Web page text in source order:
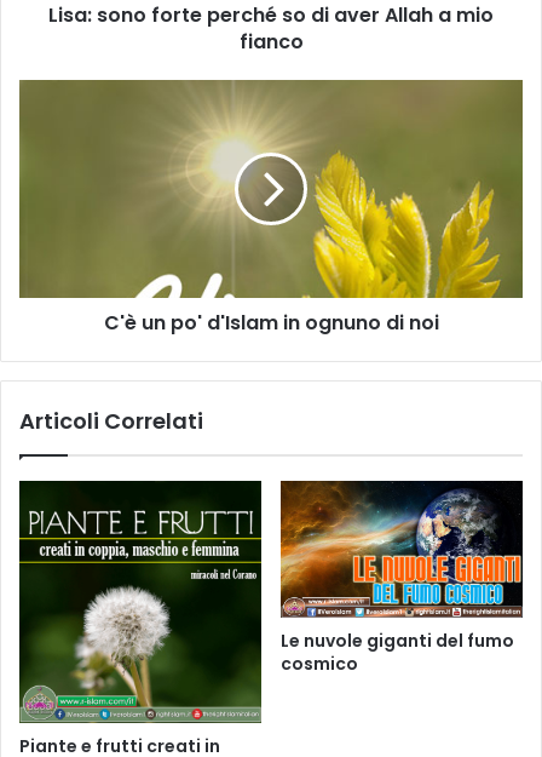
Lisa: sono forte perché so di aver Allah a mio
fianco
C'è un po' d'Islam in ognuno di noi
Articoli Correlati
Piante e frutti creati in
Le nuvole giganti del fumo
cosmico